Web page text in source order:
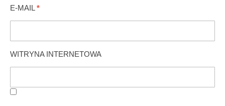
E-MAIL *
WITRYNA INTERNETOWA